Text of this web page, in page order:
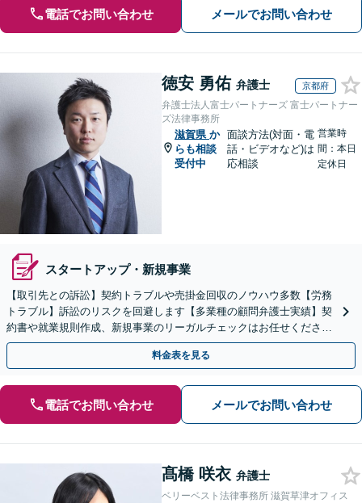
電話でお問い合わせ メールでお問い合わせ
徳安 勇佑 弁護士 京都府
弁護士法人富士パートナーズ 富士パートナー
ズ法律事務所
滋賀県 か
らも相談
受付中
面談方法(対面・電
話・ビデオなど)は
応相談
営業時
間：本日
定休日
スタートアップ・新規事業
【取引先との訴訟】契約トラブルや売掛金回収のノウハウ多数【労務
トラブル】訴訟のリスクを回避します【多業種の顧問弁護士実績】契
約書や就業規則作成、新規事業のリーガルチェックはお任せくださ
い。単発のご依頼OK。
料金表を見る
電話でお問い合わせ メールでお問い合わせ
髙橋 咲衣 弁護士
ベリーベスト法律事務所 滋賀草津オフィス